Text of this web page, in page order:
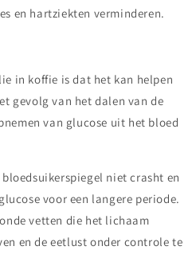
en hartziekten verminderen.
in koffie is dat het kan helpen
gevolg van het dalen van de
van glucose uit het bloed
niet crasht en
voor een langere periode.
vetten die het lichaam
en de eetlust onder controle te